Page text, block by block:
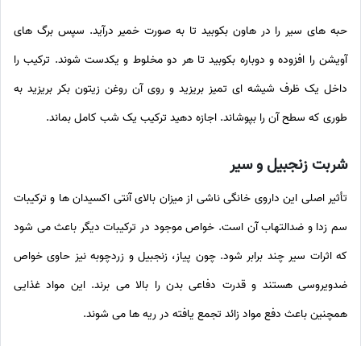
حبه های سیر را در هاون بکوبید تا به صورت خمیر درآید. سپس برگ های
آویشن را افزوده و دوباره بکوبید تا هر دو مخلوط و یکدست شوند. ترکیب را
داخل یک ظرف شیشه ای تمیز بریزید و روی آن روغن زیتون بکر بریزید به
طوری که سطح آن را بپوشاند. اجازه دهید ترکیب یک شب کامل بماند.
شربت زنجبیل و سیر
تأثیر اصلی این داروی خانگی ناشی از میزان بالای آنتی اکسیدان ها و ترکیبات
سم زدا و ضدالتهاب آن است. خواص موجود در ترکیبات دیگر باعث می شود
که اثرات سیر چند برابر شود. چون پیاز، زنجبیل و زردچوبه نیز حاوی خواص
ضدویروسی هستند و قدرت دفاعی بدن را بالا می برند. این مواد غذایی
همچنین باعث دفع مواد زائد تجمع یافته در ریه ها می شوند.